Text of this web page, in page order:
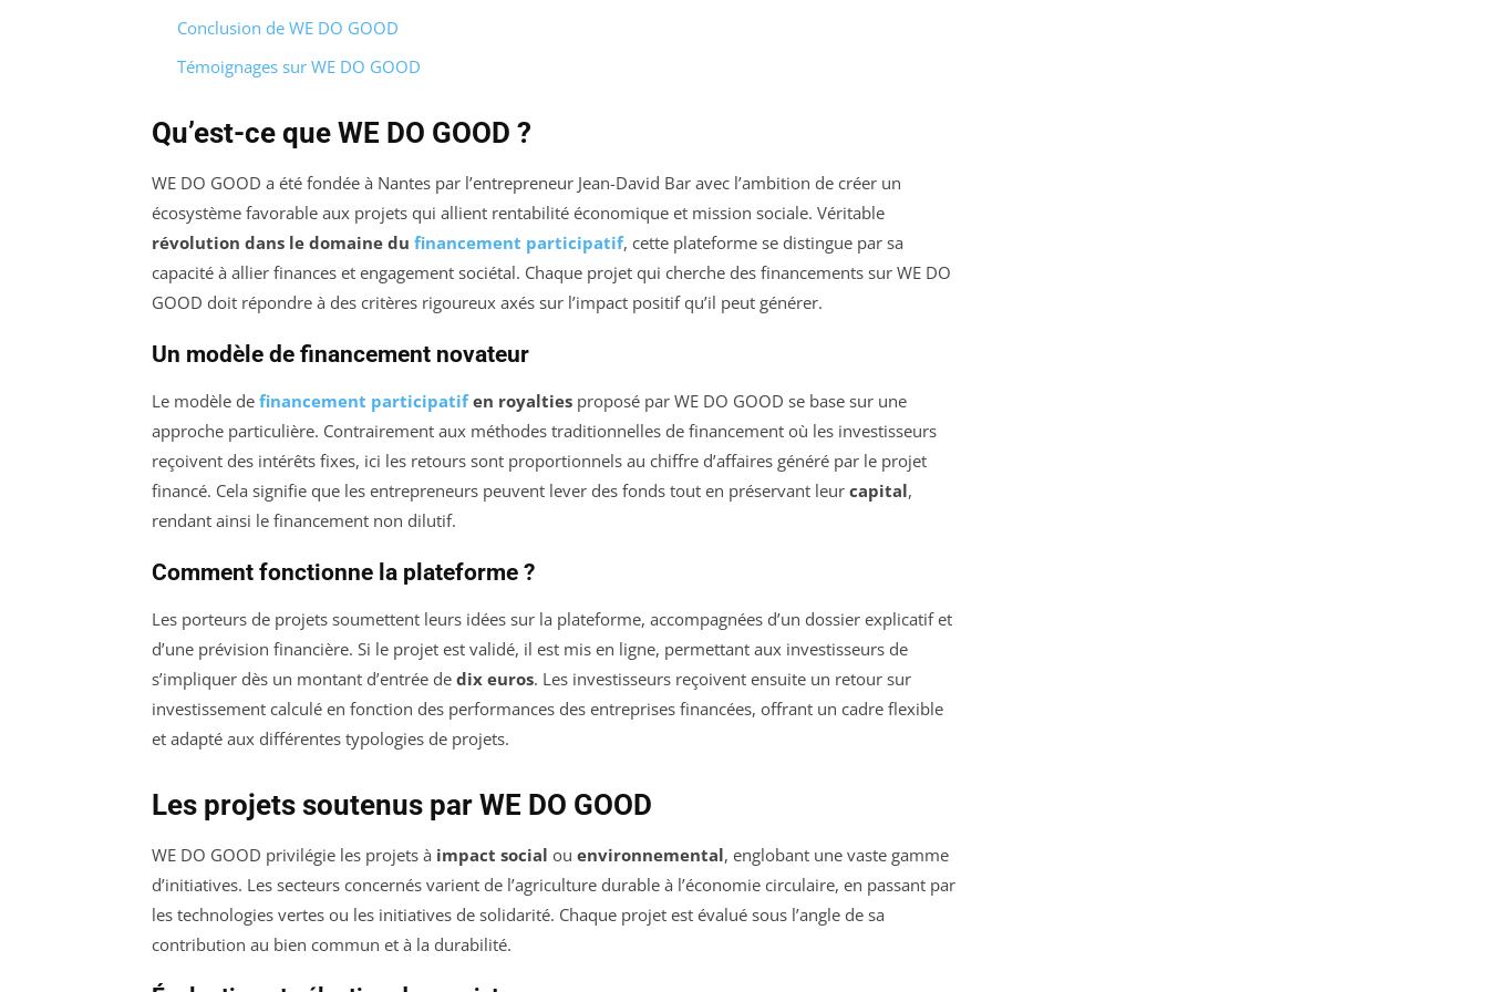
Conclusion de WE DO GOOD
Témoignages sur WE DO GOOD
Qu’est-ce que WE DO GOOD ?
WE DO GOOD a été fondée à Nantes par l’entrepreneur Jean-David Bar avec l’ambition de créer un
écosystème favorable aux projets qui allient rentabilité économique et mission sociale. Véritable
révolution dans le domaine du financement participatif, cette plateforme se distingue par sa
capacité à allier finances et engagement sociétal. Chaque projet qui cherche des financements sur WE DO
GOOD doit répondre à des critères rigoureux axés sur l’impact positif qu’il peut générer.
Un modèle de financement novateur
Le modèle de financement participatifen royalties proposé par WE DO GOOD se base sur une
approche particulière. Contrairement aux méthodes traditionnelles de financement où les investisseurs
reçoivent des intérêts fixes, ici les retours sont proportionnels au chiffre d’affaires généré par le projet
financé. Cela signifie que les entrepreneurs peuvent lever des fonds tout en préservant leur capital,
rendant ainsi le financement non dilutif.
Comment fonctionne la plateforme ?
Les porteurs de projets soumettent leurs idées sur la plateforme, accompagnées d’un dossier explicatif et
d’une prévision financière. Si le projet est validé, il est mis en ligne, permettant aux investisseurs de
s’impliquer dès un montant d’entrée de dix euros. Les investisseurs reçoivent ensuite un retour sur
investissement calculé en fonction des performances des entreprises financées, offrant un cadre flexible
et adapté aux différentes typologies de projets.
Les projets soutenus par WE DO GOOD
WE DO GOOD privilégie les projets à impact social ou environnemental, englobant une vaste gamme
d’initiatives. Les secteurs concernés varient de l’agriculture durable à l’économie circulaire, en passant par
les technologies vertes ou les initiatives de solidarité. Chaque projet est évalué sous l’angle de sa
contribution au bien commun et à la durabilité.